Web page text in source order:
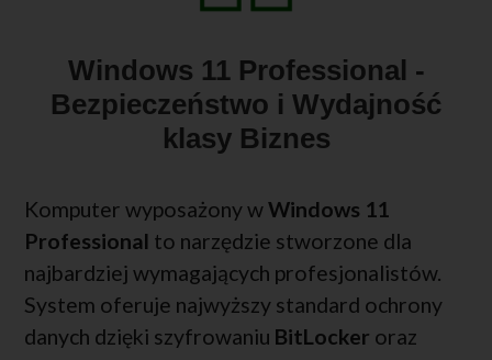
Windows 11 Professional -
Bezpieczeństwo i Wydajność
klasy Biznes
Komputer wyposażony wWindows 11
Professional to narzędzie stworzone dla
najbardziej wymagających profesjonalistów.
System oferuje najwyższy standard ochrony
danych dzięki szyfrowaniu BitLocker oraz